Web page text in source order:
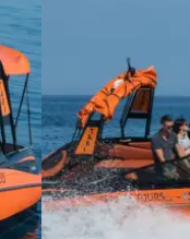
criar seu
personalizado,
das maneiras
do